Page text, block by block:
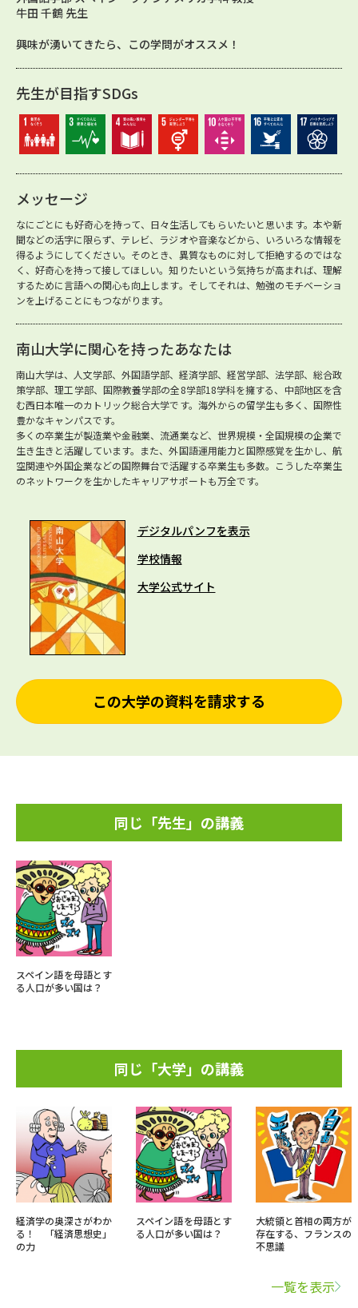
牛田 千鶴 先生
興味が湧いてきたら、この学問がオススメ！
先生が目指すSDGs
メッセージ
なにごとにも好奇心を持って、日々生活してもらいたいと思います。本や新
聞などの活字に限らず、テレビ、ラジオや音楽などから、いろいろな情報を
得るようにしてください。そのとき、異質なものに対して拒絶するのではな
く、好奇心を持って接してほしい。知りたいという気持ちが高まれば、理解
するために言語への関心も向上します。そしてそれは、勉強のモチベーショ
ンを上げることにもつながります。
南山大学に関心を持ったあなたは
南山大学は、人文学部、外国語学部、経済学部、経営学部、法学部、総合政
策学部、理工学部、国際教養学部の全8学部18学科を擁する、中部地区を含
む西日本唯一のカトリック総合大学です。海外からの留学生も多く、国際性
豊かなキャンパスです。
多くの卒業生が製造業や金融業、流通業など、世界規模・全国規模の企業で
生き生きと活躍しています。また、外国語運用能力と国際感覚を生かし、航
空関連や外国企業などの国際舞台で活躍する卒業生も多数。こうした卒業生
のネットワークを生かしたキャリアサポートも万全です。
デジタルパンフを表示
学校情報
大学公式サイト
この大学の資料を請求する
同じ「先生」の講義
スペイン語を母語とす
る人口が多い国は？
同じ「大学」の講義
経済学の奥深さがわか
る！ 「経済思想史」
の力
スペイン語を母語とす
る人口が多い国は？
大統領と首相の両方が
存在する、フランスの
不思議
一覧を表示